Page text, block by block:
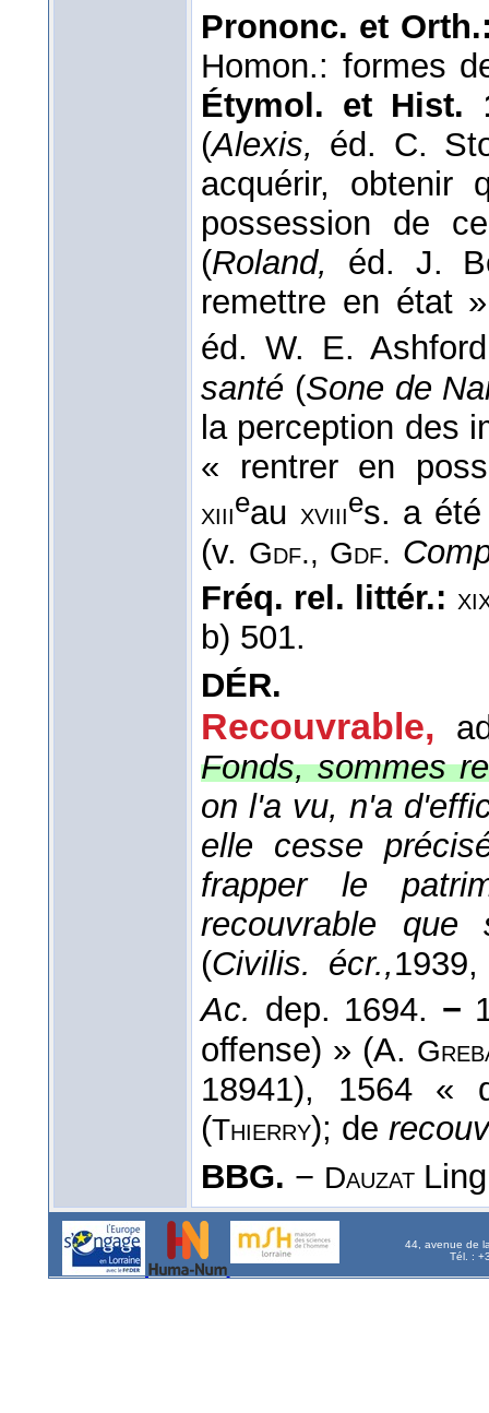
Prononc. et
Homon.: formes
Étymol. et
(Alexis, éd. C.
acquérir, obtenir
possession de
(Roland, éd. J.
remettre en état
éd. W. E.
santé (Sone de
la perception des
« rentrer en
xiiieau xviiies. a
(v. Gdf., Gdf.
Fréq. rel. littér.:
b) 501.
DÉR.
Recouvrable,
Fonds, sommes
on l'a vu, n'a
elle cesse
frapper le
recouvrable
(Civilis. écr.,1939,
Ac. dep. 1694. −
offense) » (A.
18941), 1564 «
(Thierry); de
BBG. − Dauzat
44, avenue de
Tél. :